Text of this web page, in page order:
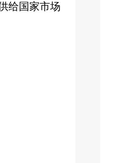
给国家市场